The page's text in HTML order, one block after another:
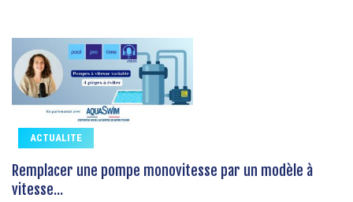
ACTUALITE
Remplacer une pompe monovitesse par un modèle à
vitesse...